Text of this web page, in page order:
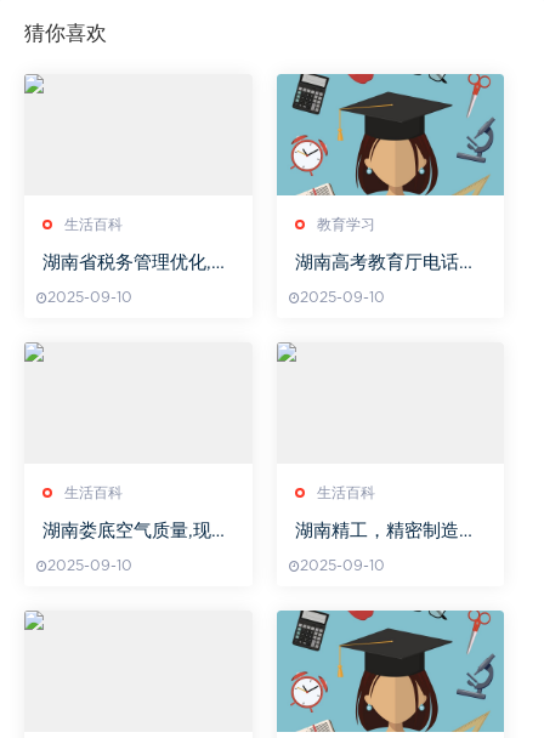
猜你喜欢
生活百科
湖南省税务管理优化,提
读与实践指南
2025-09-10
教育学习
湖南高考教育厅电话查
2025-09-10
生活百科
湖南娄底空气质量,现状
理探讨
2025-09-10
生活百科
湖南精工，精密制造领
市场应用解析
2025-09-10